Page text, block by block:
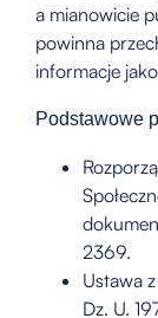
a mianowicie
powinna
informacje
Podstawowe
2369.
Ustawa
Dz. U.